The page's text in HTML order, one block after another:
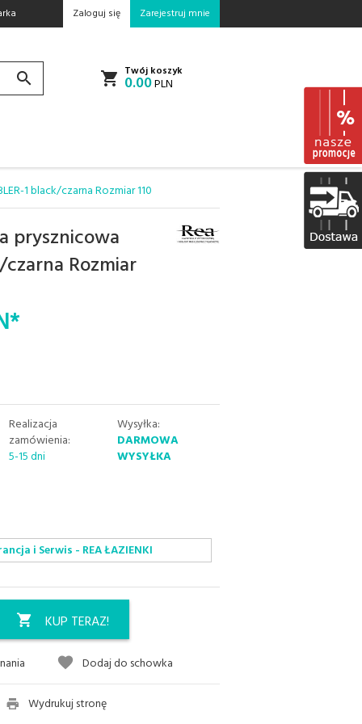
Zaloguj się Zarejestruj mnie
Twój koszyk
0.00PLN
1 black/czarna Rozmiar 110
prysznicowa
czarna Rozmiar
Realizacja
zamówienia:
5-15 dni
Wysyłka:
DARMOWA
WYSYŁKA
i Serwis - REA ŁAZIENKI
KUP TERAZ!
Dodaj do schowka
Wydrukuj stronę